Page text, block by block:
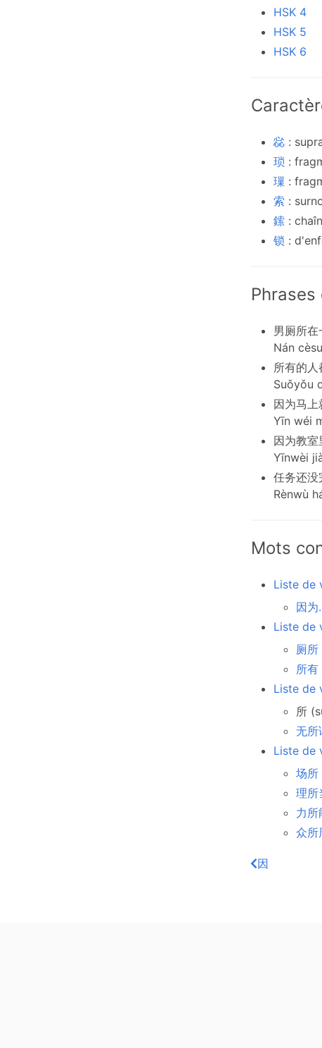
HSK 4
HSK 5
HSK 6
惢 :
琐 :
璅 :
索 :
鎍 :
锁 :
Phrases
男厕所在
Nán
所有的人
Suǒyǒu
因为马上
Yīn wéi
因为教室
Yīnwèi
任务还没
Rènwù
Mots
Liste de
因
Liste de
厕
所
Liste de
所
无
Liste de
场所
理
力
众
因